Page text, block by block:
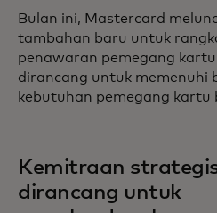
Bulan ini, Mastercard
tambahan baru untuk
penawaran pemegang
dirancang untuk memenuhi
kebutuhan pemegang kartu
Kemitraan
dirancang untuk